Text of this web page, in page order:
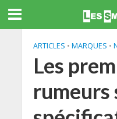
ARTICLES • MARQUES •
Les
rumeurs